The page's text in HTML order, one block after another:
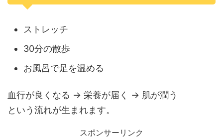
ストレッチ
30分の散歩
お風呂で足を温める
血行が良くなる → 栄養が届く → 肌が潤う
という流れが生まれます。
スポンサーリンク